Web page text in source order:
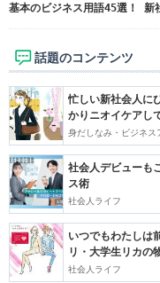
基本のビジネス用語45選！ 新
話題のコンテンツ
忙しい新社会人に
かりニオイケアし
身だしなみ・ビジネス
社会人デビューも
ス術
社会人ライフ
いつでもわたしは
リ・大学生リカの
社会人ライフ